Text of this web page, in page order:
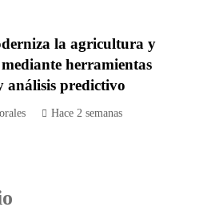
la agricultura y
herramientas
análisis predictivo
Hace 2 semanas